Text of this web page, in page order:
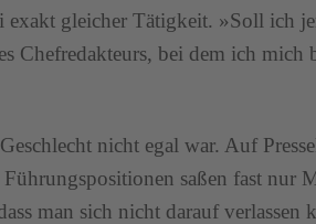
gleicher Tätigkeit. »Soll ich
Chefredakteurs, bei dem ich mich
nicht egal war. Auf
saßen fast nur
man sich nicht darauf verlassen